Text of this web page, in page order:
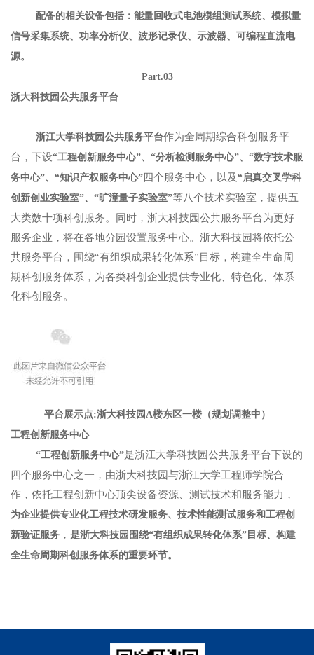
配备的相关设备包括：能量回收式电池模组测试系统、模拟量
信号采集系统、功率分析仪、波形记录仪、示波器、可编程直流电
源。
Part.03
浙大科技园公共服务平台
浙江大学科技园公共服务平台作为全周期综合科创服务平
台，下设“工程创新服务中心”、“分析检测服务中心”、“数字技术服
务中心”、“知识产权服务中心” 四个服务中心，以及 “启真交叉学科
创新创业实验室”、“旷潼量子实验室”等八个技术实验室，提供五
大类数十项科创服务。同时，浙大科技园公共服务平台为更好
服务企业，将在各地分园设置服务中心。浙大科技园将依托公
共服务平台，围绕“有组织成果转化体系”目标，构建全生命周
期科创服务体系，为各类科创企业提供专业化、特色化、体系
化科创服务。
平台展示点:浙大科技园A楼东区一楼（规划调整中）
工程创新服务中心
“工程创新服务中心”是浙江大学科技园公共服务平台下设的
四个服务中心之一，由浙大科技园与浙江大学工程师学院合
作，依托工程创新中心顶尖设备资源、测试技术和服务能力，
为企业提供专业化工程技术研发服务、技术性能测试服务和工程创
新验证服务 ， 是浙大科技园围绕“有组织成果转化体系”目标、构建
全生命周期科创服务体系的重要环节。